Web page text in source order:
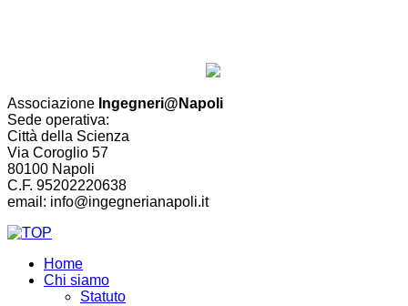
Associazione Ingegneri@Napoli
Sede operativa:
Città della Scienza
Via Coroglio 57
80100 Napoli
C.F. 95202220638
email: info@ingegnerianapoli.it
Home
Chi siamo
Statuto